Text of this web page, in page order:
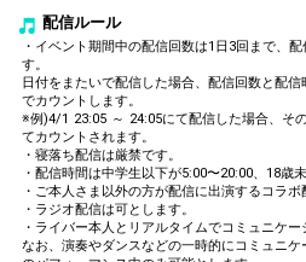
配信ルール
・イベント期間中の配信回数は1日3回まで、
す。
日付をまたいで配信した場合、配信回数と配
でカウントします。
※例)4/1 23:05 ～ 24:05にて配信した場合、そ
てカウントされます。
・寝落ち配信は厳禁です。
・配信時間は中学生以下が5:00〜20:00、18歳
・ご本人さま以外の方が配信に出演するコラボ
・ラジオ配信は可とします。
・ライバー本人とリアルタイムでコミュニケー
なお、演奏やダンスなどの一時的にコミュニ